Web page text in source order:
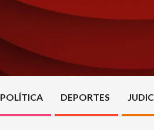
POLÍTICA DEPORTES